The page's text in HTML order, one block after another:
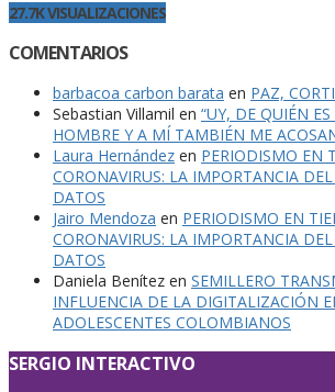
27.7K VISUALIZACIONES
COMENTARIOS
barbacoa carbon barata en PAZ,
Sebastian Villamil en “UY, DE QUIÉN
HOMBRE Y A MÍ TAMBIÉN ME
Laura Hernández en PERIODISMO EN
CORONAVIRUS: LA IMPORTANCIA
DATOS
Jairo Mendoza en PERIODISMO EN
CORONAVIRUS: LA IMPORTANCIA
DATOS
Daniela Benítez en SEMILLERO
INFLUENCIA DE LA DIGITALIZACIÓN
ADOLESCENTES COLOMBIANOS
SERGIO INTERACTIVO